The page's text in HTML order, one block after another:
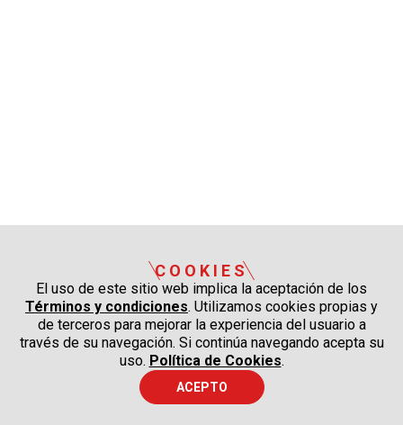
COOKIES
El uso de este sitio web implica la aceptación de los
Términos y condiciones. Utilizamos cookies propias y
de terceros para mejorar la experiencia del usuario a
través de su navegación. Si continúa navegando acepta su
uso. Política de Cookies.
ACEPTO